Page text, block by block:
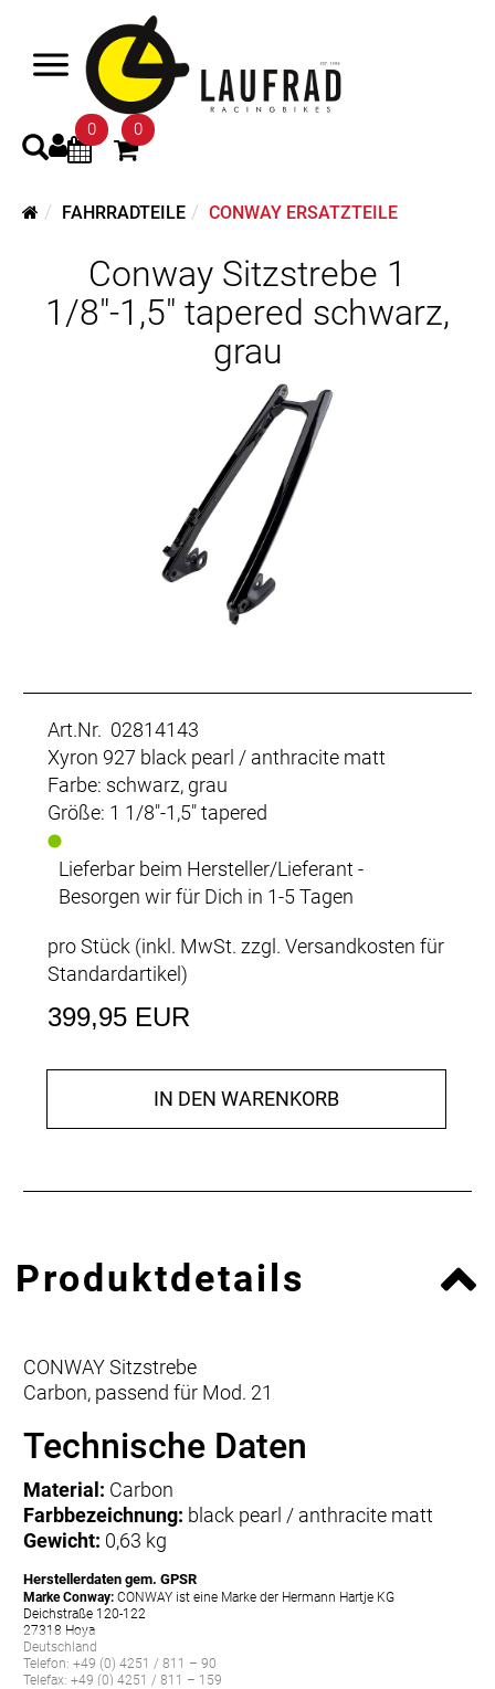
0 0
FAHRRADTEILE CONWAY ERSATZTEILE
Conway Sitzstrebe 1
1/8"-1,5" tapered schwarz,
grau
Art.Nr. 02814143
Xyron 927 black pearl / anthracite matt
Farbe: schwarz, grau
Größe: 1 1/8"-1,5" tapered
Lieferbar beim Hersteller/Lieferant -
Besorgen wir für Dich in 1-5 Tagen
pro Stück (inkl. MwSt. zzgl. Versandkosten für
Standardartikel)
399,95 EUR
IN DEN WARENKORB
Produktdetails
CONWAY Sitzstrebe
Carbon, passend für Mod. 21
Technische Daten
Material: Carbon
Farbbezeichnung: black pearl / anthracite matt
Gewicht: 0,63 kg
Herstellerdaten gem. GPSR
Marke Conway: CONWAY ist eine Marke der Hermann Hartje KG
Deichstraße 120-122
27318 Hoya
Deutschland
Telefon: +49 (0) 4251 / 811 – 90
Telefax: +49 (0) 4251 / 811 – 159